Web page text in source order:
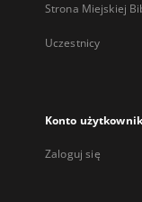
Strona Miejskiej
Uczestnicy
Konto
Zaloguj się